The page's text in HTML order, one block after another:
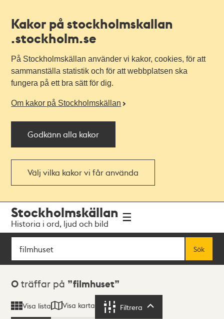
Kakor på stockholmskallan
.stockholm.se
På Stockholmskällan använder vi kakor, cookies, för att
sammanställa statistik och för att webbplatsen ska
fungera på ett bra sätt för dig.
Om kakor på Stockholmskällan
Godkänn alla kakor
Välj vilka kakor vi får använda
navigationen
huvudinnehållet
Stockholmskällan
Historia i ord, ljud och bild
Sök
Sök
Sökresultat
0 träffar på filmhuset
Visa lista Visa karta Filtrera